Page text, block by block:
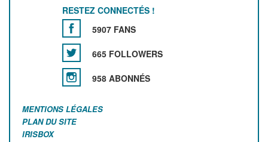
RESTEZ CONNECTÉS !
5907 FANS
665 FOLLOWERS
958 ABONNÉS
MENTIONS LÉGALES
PLAN DU SITE
IRISBOX